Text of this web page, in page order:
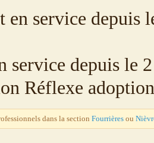
en service depuis
service depuis le
Réflexe
dans la section Fourrières ou